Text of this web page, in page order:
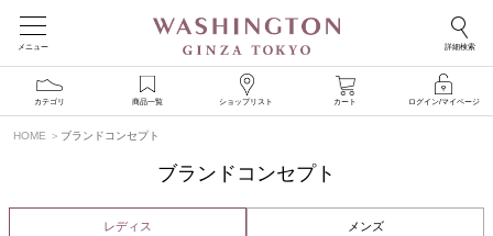
メニュー 詳細検索
カテゴリ 商品一覧 ショップリスト カート ログイン/マイページ
HOME ブランドコンセプト
ブランドコンセプト
レディス メンズ